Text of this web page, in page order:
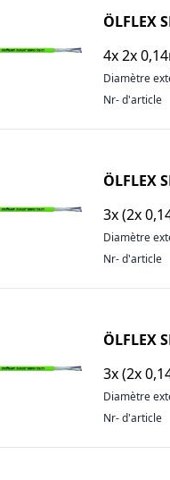
ÖLFLEX
4x 2x
Diamètre
Nr- d'article
ÖLFLEX
3x (2x
Diamètre
Nr- d'article
ÖLFLEX
3x (2x
Diamètre
Nr- d'article